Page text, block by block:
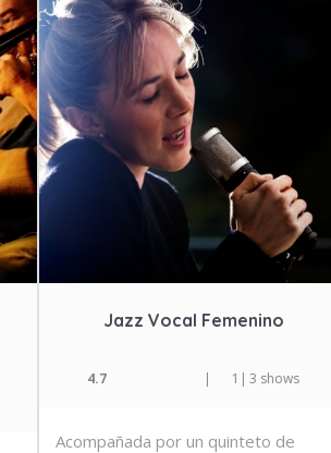
Jazz Vocal Femenino
4.7 | 1 | 3 shows
Acompañada por un quinteto de